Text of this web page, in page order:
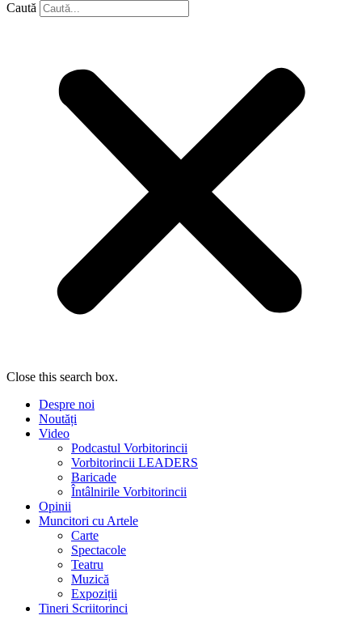
Caută
Close this search box.
Despre noi
Noutăți
Video
Podcastul Vorbitorincii
Vorbitorincii LEADERS
Baricade
Întâlnirile Vorbitorincii
Opinii
Muncitori cu Artele
Carte
Spectacole
Teatru
Muzică
Expoziții
Tineri Scriitorinci